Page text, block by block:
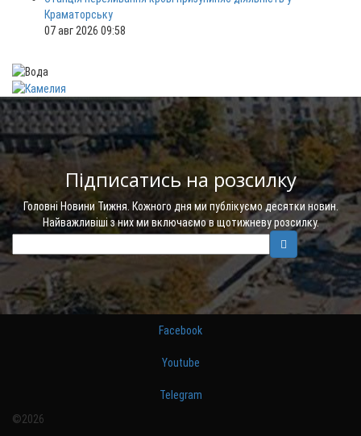
Краматорську
07 авг 2026 09:58
Підписатись на розсилку
Головні Новини Тижня. Кожного дня ми публікуємо десятки новин.
Найважливіші з них ми включаємо в щотижневу розсилку.
Facebook
Youtube
Telegram
©2026